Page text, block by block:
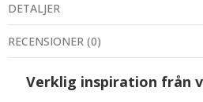
DETALJER
RECENSIONER (0)
Verklig inspiration från